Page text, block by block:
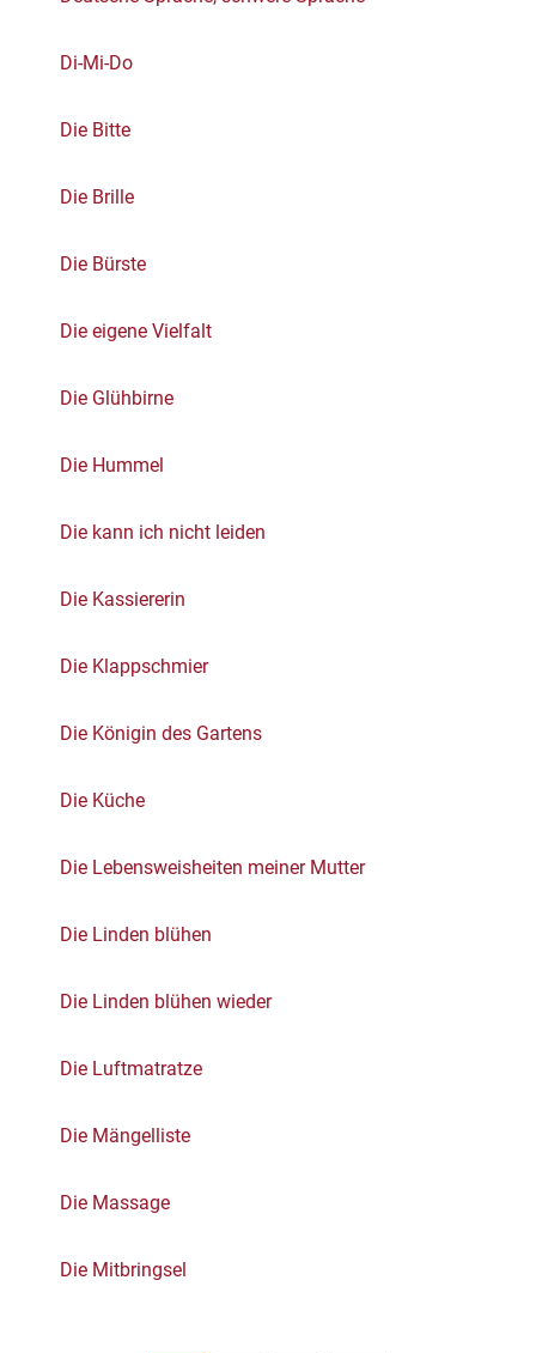
Di-Mi-Do
Die Bitte
Die Brille
Die Bürste
Die eigene Vielfalt
Die Glühbirne
Die Hummel
Die kann ich nicht leiden
Die Kassiererin
Die Klappschmier
Die Königin des Gartens
Die Küche
Die Lebensweisheiten meiner Mutter
Die Linden blühen
Die Linden blühen wieder
Die Luftmatratze
Die Mängelliste
Die Massage
Die Mitbringsel